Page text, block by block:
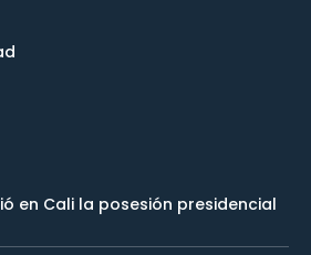
en Cali la posesión presidencial